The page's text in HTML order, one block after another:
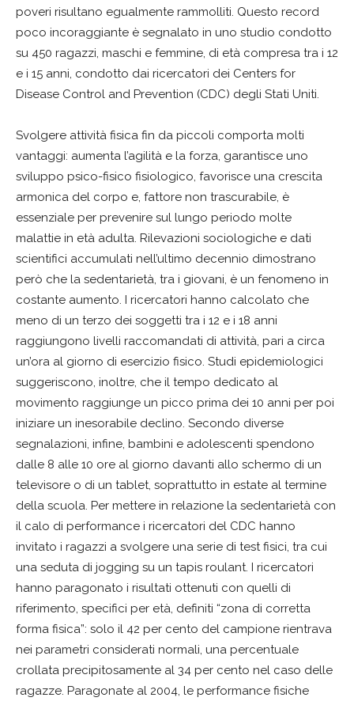
poveri risultano egualmente rammolliti. Questo record
poco incoraggiante è segnalato in uno studio condotto
su 450 ragazzi, maschi e femmine, di età compresa tra i 12
e i 15 anni, condotto dai ricercatori dei Centers for
Disease Control and Prevention (CDC) degli Stati Uniti.
Svolgere attività fisica fin da piccoli comporta molti
vantaggi: aumenta l’agilità e la forza, garantisce uno
sviluppo psico-fisico fisiologico, favorisce una crescita
armonica del corpo e, fattore non trascurabile, è
essenziale per prevenire sul lungo periodo molte
malattie in età adulta. Rilevazioni sociologiche e dati
scientifici accumulati nell’ultimo decennio dimostrano
però che la sedentarietà, tra i giovani, è un fenomeno in
costante aumento. I ricercatori hanno calcolato che
meno di un terzo dei soggetti tra i 12 e i 18 anni
raggiungono livelli raccomandati di attività, pari a circa
un’ora al giorno di esercizio fisico. Studi epidemiologici
suggeriscono, inoltre, che il tempo dedicato al
movimento raggiunge un picco prima dei 10 anni per poi
iniziare un inesorabile declino. Secondo diverse
segnalazioni, infine, bambini e adolescenti spendono
dalle 8 alle 10 ore al giorno davanti allo schermo di un
televisore o di un tablet, soprattutto in estate al termine
della scuola. Per mettere in relazione la sedentarietà con
il calo di performance i ricercatori del CDC hanno
invitato i ragazzi a svolgere una serie di test fisici, tra cui
una seduta di jogging su un tapis roulant. I ricercatori
hanno paragonato i risultati ottenuti con quelli di
riferimento, specifici per età, definiti “zona di corretta
forma fisica”: solo il 42 per cento del campione rientrava
nei parametri considerati normali, una percentuale
crollata precipitosamente al 34 per cento nel caso delle
ragazze. Paragonate al 2004, le performance fisiche